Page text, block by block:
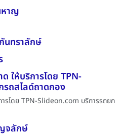
หาญ
นทราลักษ์
ให้บริการโดย TPN-
ถสไลด์ถาดกอง
รโดย TPN-Slideon.com บริการรถยก
จลักษ์